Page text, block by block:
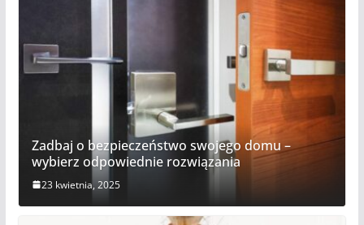
Zadbaj o bezpieczeństwo swojego domu –
wybierz odpowiednie rozwiązania
23 kwietnia, 2025